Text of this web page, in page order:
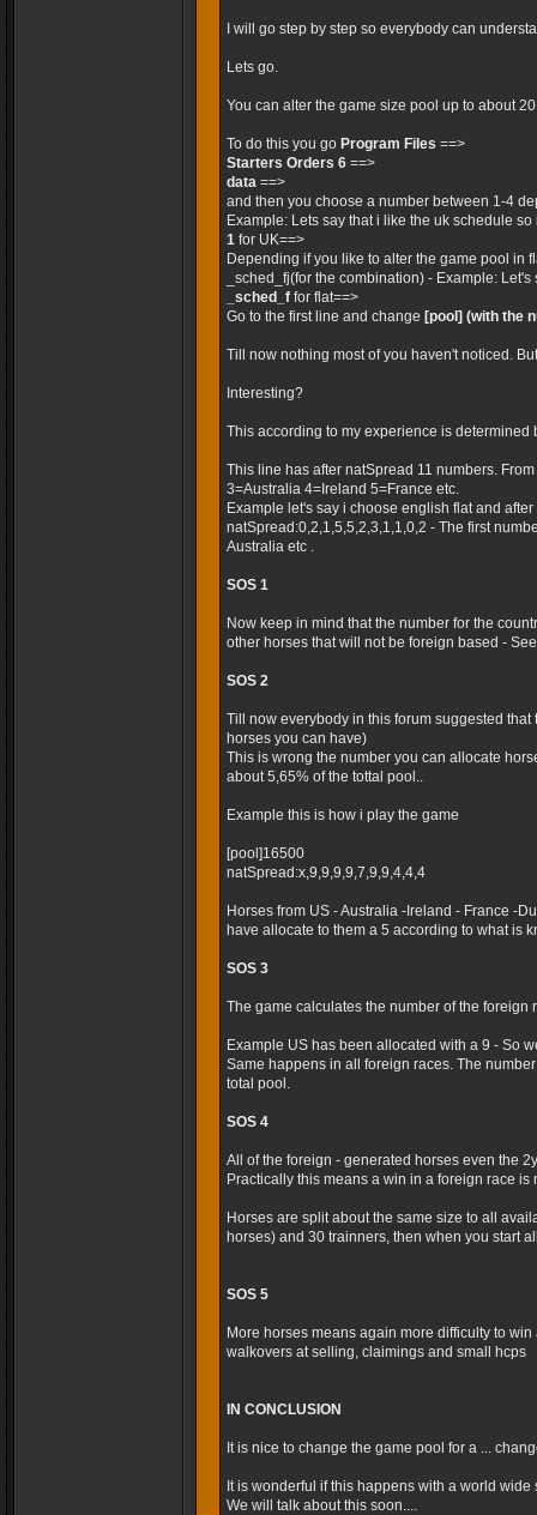
I will go step by step so everybody can
Lets go.
You can alter the game size pool up to about
To do this you go Program Files ==>
Starters Orders 6 ==>
data ==>
and then you choose a number between 1-4
Example: Lets say that i like the uk schedule so
1 for UK==>
Depending if you like to alter the game pool in
_sched_fj(for the combination) - Example:
_sched_f for flat==>
Go to the first line and change [pool] (with the
Till now nothing most of you haven't noticed.
Interesting?
This according to my experience is
This line has after natSpread 11 numbers.
3=Australia 4=Ireland 5=France etc.
Example let's say i choose english flat and
natSpread:0,2,1,5,5,2,3,1,1,0,2 - The first
Australia etc .
SOS 1
Now keep in mind that the number for the
other horses that will not be foreign based -
SOS 2
Till now everybody in this forum suggested
horses you can have)
This is wrong the number you can allocate
about 5,65% of the tottal pool..
Example this is how i play the game
[pool]16500
natSpread:x,9,9,9,9,7,9,9,4,4,4
Horses from US - Australia -Ireland - France -
have allocate to them a 5 according to what is
SOS 3
The game calculates the number of the foreign
Example US has been allocated with a 9 - So
Same happens in all foreign races. The
total pool.
SOS 4
All of the foreign - generated horses even the
Practically this means a win in a foreign race is
Horses are split about the same size to all
horses) and 30 trainners, then when you start
SOS 5
More horses means again more difficulty to
walkovers at selling, claimings and small hcps
IN CONCLUSION
It is nice to change the game pool for a ...
It is wonderful if this happens with a world
We will talk about this soon....